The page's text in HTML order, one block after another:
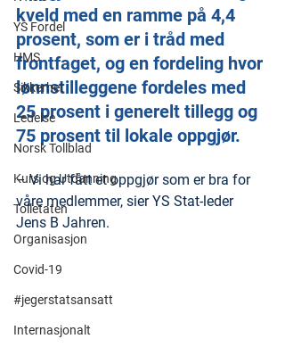
YS Fordel
HMS
Sikkerhet
Ledelse
Norsk Tollblad
Kurs og Utdanning
Tolletaten
Organisasjon
Covid-19
#jegerstatsansatt
Internasjonalt
kveld med en ramme på 4,4
prosent, som er i tråd med
frontfaget, og en fordeling hvor
lønnstilleggene fordeles med
25 prosent i generelt tillegg og
75 prosent til lokale oppgjør.
– Vi har fått et oppgjør som er bra for
våre medlemmer, sier YS Stat-leder
Jens B Jahren.